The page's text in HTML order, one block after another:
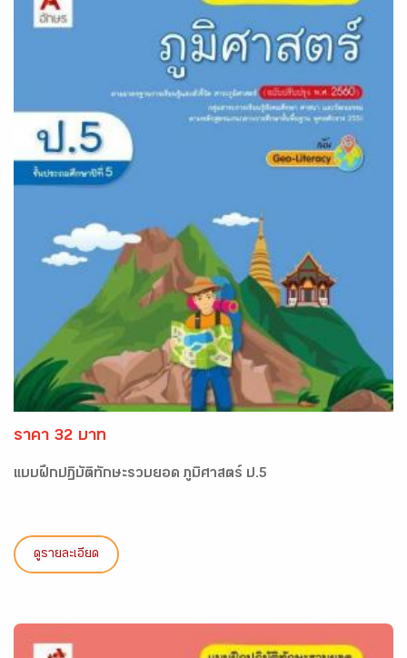
ราคา 32 บาท
แบบฝึกปฏิบัติทักษะรวบยอด ภูมิศาสตร์ ป.5
ดูรายละเอียด